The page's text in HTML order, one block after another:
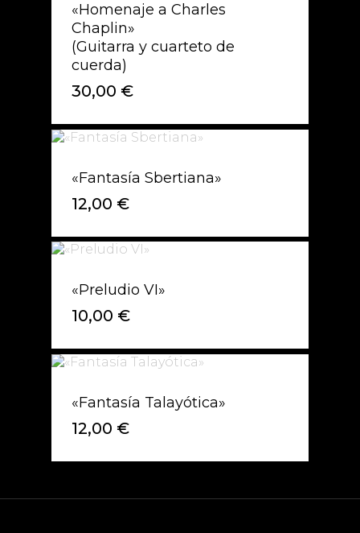
«Homenaje a Charles
Chaplin»
(Guitarra y cuarteto de
cuerda)
30,00 €
«Fantasía Sbertiana»
12,00 €
«Preludio VI»
10,00 €
«Fantasía Talayótica»
12,00 €